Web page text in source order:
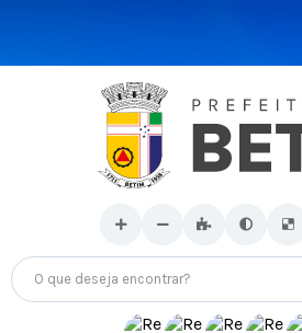
O que deseja encontrar?